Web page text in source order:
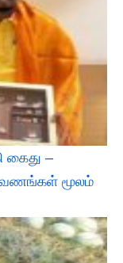
கைது –
மூலம்